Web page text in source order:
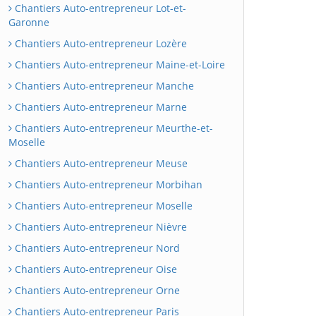
Chantiers Auto-entrepreneur Lot-et-
Garonne
Chantiers Auto-entrepreneur Lozère
Chantiers Auto-entrepreneur Maine-et-Loire
Chantiers Auto-entrepreneur Manche
Chantiers Auto-entrepreneur Marne
Chantiers Auto-entrepreneur Meurthe-et-
Moselle
Chantiers Auto-entrepreneur Meuse
Chantiers Auto-entrepreneur Morbihan
Chantiers Auto-entrepreneur Moselle
Chantiers Auto-entrepreneur Nièvre
Chantiers Auto-entrepreneur Nord
Chantiers Auto-entrepreneur Oise
Chantiers Auto-entrepreneur Orne
Chantiers Auto-entrepreneur Paris